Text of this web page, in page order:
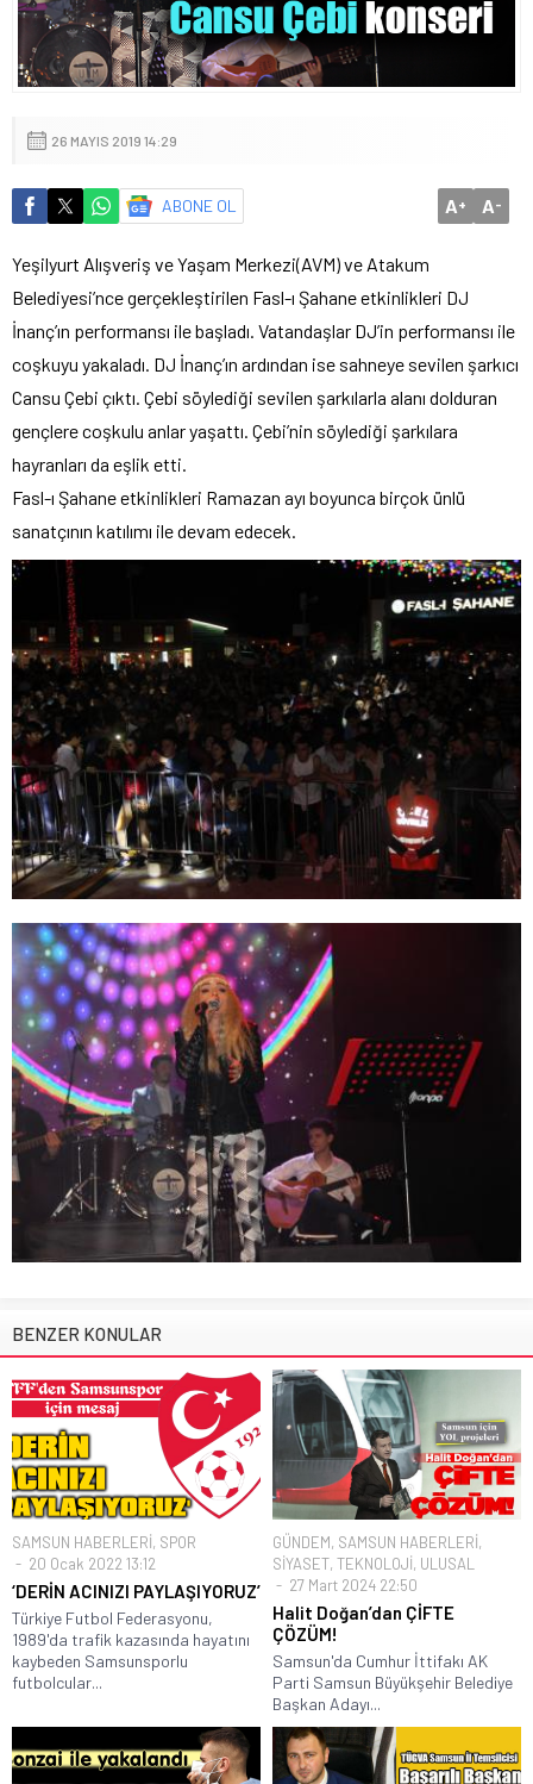
26 MAYIS 2019 14:29
ABONE OL A+ A-
Yeşilyurt Alışveriş ve Yaşam Merkezi(AVM) ve Atakum
Belediyesi’nce gerçekleştirilen Fasl-ı Şahane etkinlikleri DJ
İnanç’ın performansı ile başladı. Vatandaşlar DJ’in performansı ile
coşkuyu yakaladı. DJ İnanç’ın ardından ise sahneye sevilen şarkıcı
Cansu Çebi çıktı. Çebi söylediği sevilen şarkılarla alanı dolduran
gençlere coşkulu anlar yaşattı. Çebi’nin söylediği şarkılara
hayranları da eşlik etti.
Fasl-ı Şahane etkinlikleri Ramazan ayı boyunca birçok ünlü
sanatçının katılımı ile devam edecek.
BENZER KONULAR
SAMSUN HABERLERİ, SPOR
20 Ocak 2022 13:12
‘DERİN ACINIZI PAYLAŞIYORUZ’
Türkiye Futbol Federasyonu,
1989'da trafik kazasında hayatını
kaybeden Samsunsporlu
futbolcular...
GÜNDEM, SAMSUN HABERLERİ,
SİYASET, TEKNOLOJİ, ULUSAL
27 Mart 2024 22:50
Halit Doğan’dan ÇİFTE
ÇÖZÜM!
Samsun'da Cumhur İttifakı AK
Parti Samsun Büyükşehir Belediye
Başkan Adayı...